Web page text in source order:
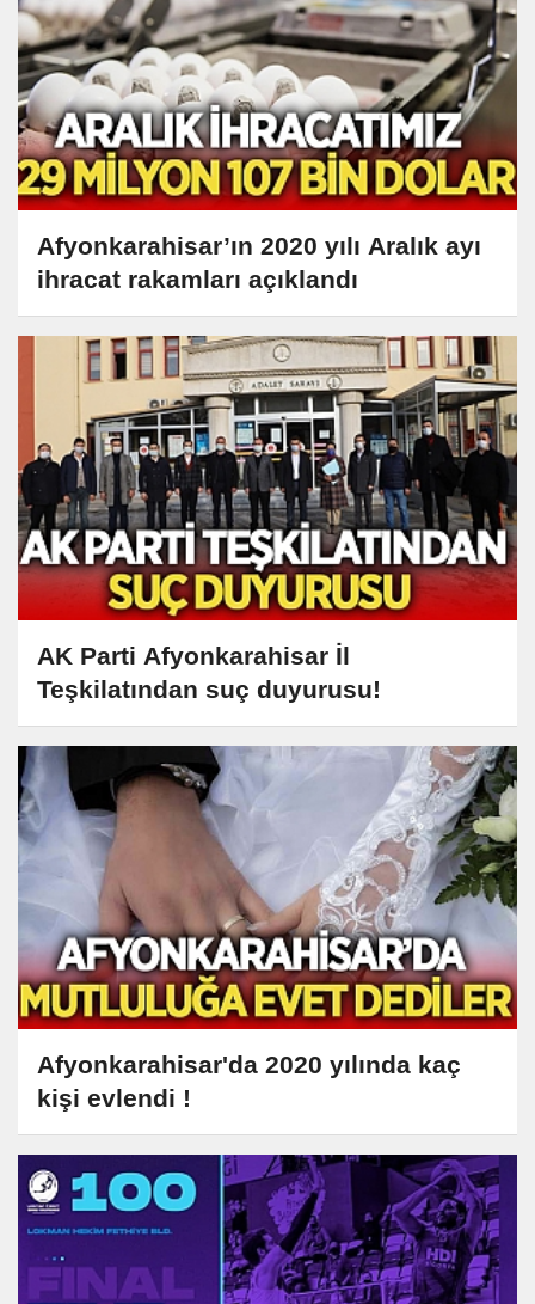
Afyonkarahisar’ın 2020 yılı Aralık ayı
ihracat rakamları açıklandı
AK Parti Afyonkarahisar İl
Teşkilatından suç duyurusu!
Afyonkarahisar'da 2020 yılında kaç
kişi evlendi !